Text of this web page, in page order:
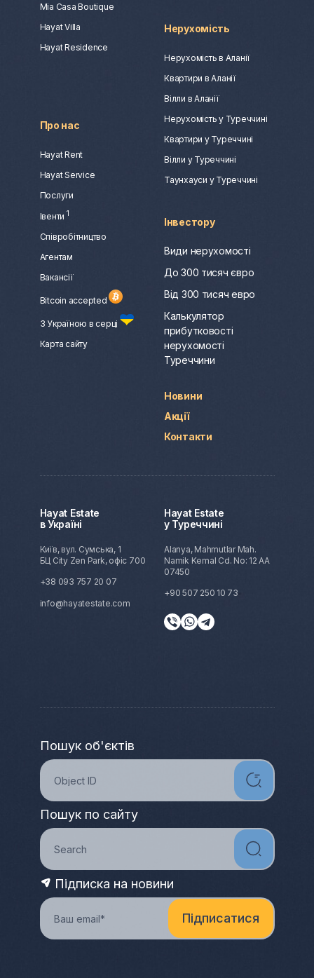
Mia Casa Boutique
Hayat Villa
Hayat Residence
Про нас
Hayat Rent
Hayat Service
Послуги
Івенти 1
Співробітництво
Агентам
Вакансії
Bitcoin accepted
З Україною в серці
Карта сайту
Нерухомість
Нерухомість в Аланії
Квартири в Аланії
Вілли в Аланії
Нерухомість у Туреччині
Квартири у Туреччині
Вілли у Туреччині
Таунхауси у Туреччині
Інвестору
Види нерухомості
До 300 тисяч євро
Від 300 тисяч евро
Калькулятор
прибутковості
нерухомості
Туреччини
Новини
Акції
Контакти
Hayat Estate
в Україні
Київ, вул. Сумська, 1
БЦ City Zen Park, офіс 700
+38 093 757 20 07
info@hayatestate.com
Hayat Estate
у Туреччині
Alanya, Mahmutlar Mah.
Namik Kemal Cd. No: 12 AA
07450
+90 507 250 10 73
Пошук об'єктів
Пошук по сайту
Підписка на новини